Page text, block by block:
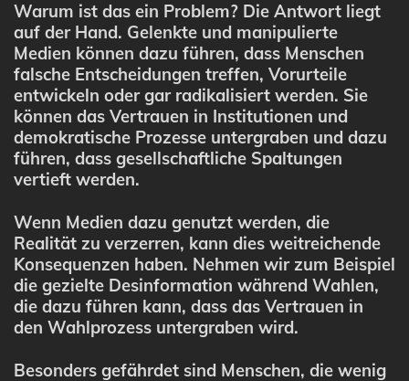
Warum ist das ein Problem? Die Antwort liegt
auf der Hand. Gelenkte und manipulierte
Medien können dazu führen, dass Menschen
falsche Entscheidungen treffen, Vorurteile
entwickeln oder gar radikalisiert werden. Sie
können das Vertrauen in Institutionen und
demokratische Prozesse untergraben und dazu
führen, dass gesellschaftliche Spaltungen
vertieft werden.
Wenn Medien dazu genutzt werden, die
Realität zu verzerren, kann dies weitreichende
Konsequenzen haben. Nehmen wir zum Beispiel
die gezielte Desinformation während Wahlen,
die dazu führen kann, dass das Vertrauen in
den Wahlprozess untergraben wird.
Besonders gefährdet sind Menschen, die wenig